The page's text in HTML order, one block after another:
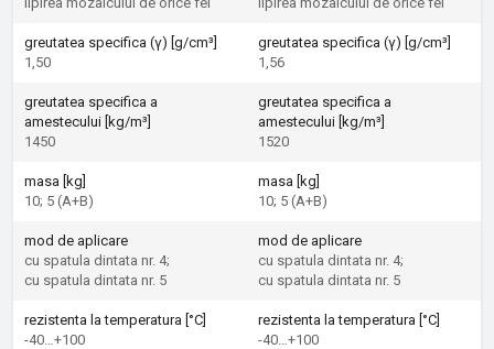
greutatea specifica (γ) [g/cm³]
1,50
greutatea specifica (γ) [g/cm³]
1,56
greutatea specifica a
amestecului [kg/m³]
1450
greutatea specifica a
amestecului [kg/m³]
1520
masa [kg]
10; 5 (A+B)
masa [kg]
10; 5 (A+B)
mod de aplicare
cu spatula dintata nr. 4;
cu spatula dintata nr. 5
mod de aplicare
cu spatula dintata nr. 4;
cu spatula dintata nr. 5
rezistenta la temperatura [°C]
-40…+100
rezistenta la temperatura [°C]
-40…+100